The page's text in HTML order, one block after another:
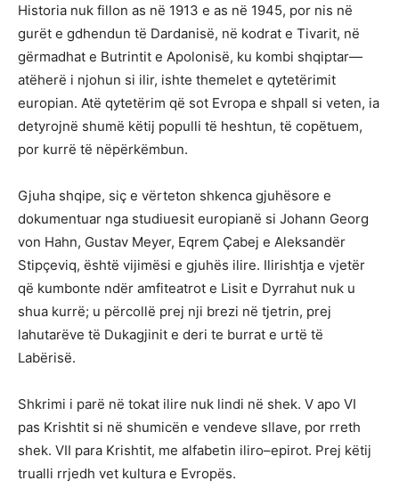
Historia nuk fillon as në 1913 e as në 1945, por nis në
gurët e gdhendun të Dardanisë, në kodrat e Tivarit, në
gërmadhat e Butrintit e Apolonisë, ku kombi shqiptar—
atëherë i njohun si ilir, ishte themelet e qytetërimit
europian. Atë qytetërim që sot Evropa e shpall si veten, ia
detyrojnë shumë këtij populli të heshtun, të copëtuem,
por kurrë të nëpërkëmbun.
Gjuha shqipe, siç e vërteton shkenca gjuhësore e
dokumentuar nga studiuesit europianë si Johann Georg
von Hahn, Gustav Meyer, Eqrem Çabej e Aleksandër
Stipçeviq, është vijimësi e gjuhës ilire. Ilirishtja e vjetër
që kumbonte ndër amfiteatrot e Lisit e Dyrrahut nuk u
shua kurrë; u përcollë prej nji brezi në tjetrin, prej
lahutarëve të Dukagjinit e deri te burrat e urtë të
Labërisë.
Shkrimi i parë në tokat ilire nuk lindi në shek. V apo VI
pas Krishtit si në shumicën e vendeve sllave, por rreth
shek. VII para Krishtit, me alfabetin iliro–epirot. Prej këtij
trualli rrjedh vet kultura e Evropës.